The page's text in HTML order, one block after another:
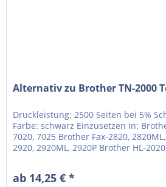
Alternativ zu Brother TN-2000
Druckleistung: 2500 Seiten bei 5%
Farbe: schwarz Einzusetzen in:
7020, 7025 Brother Fax-2820,
2920, 2920ML, 2920P Brother HL-
7820N
ab 14,25 € *